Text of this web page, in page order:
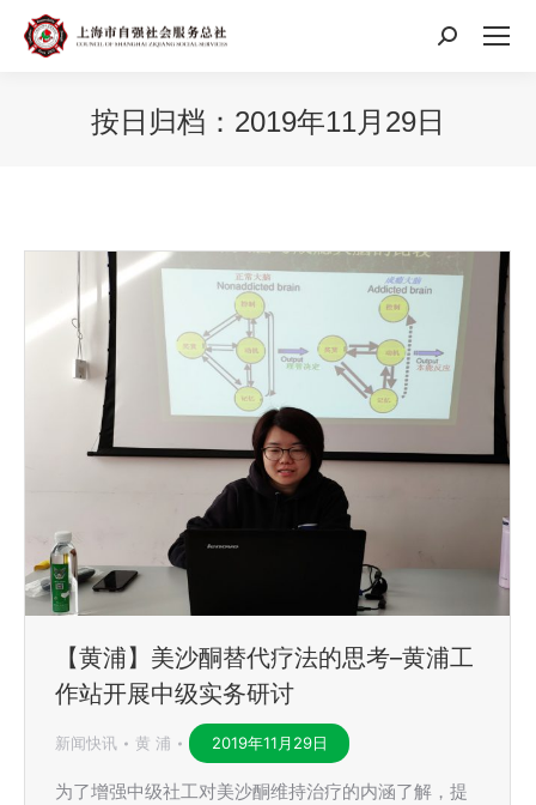
搜
按日归档： 2019年11月29日
【黄浦】美沙酮替代疗法的思考–黄浦工
作站开展中级实务研讨
新闻快讯 黄 浦 2019年11月29日
为了增强中级社工对美沙酮维持治疗的内涵了解，提